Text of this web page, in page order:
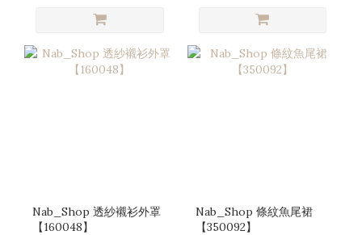
Nab_Shop 透紗襯衫外罩
【160048】
Nab_Shop 條紋魚尾裙
【350092】